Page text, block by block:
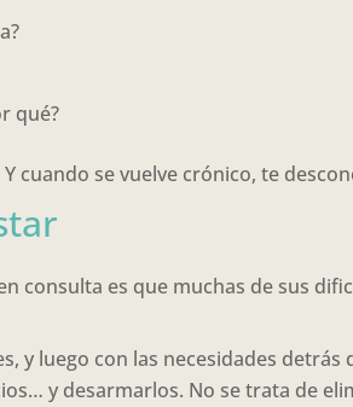
qué?
cuando se vuelve crónico, te
consulta es que muchas de sus
y luego con las necesidades
y desarmarlos. No se trata de